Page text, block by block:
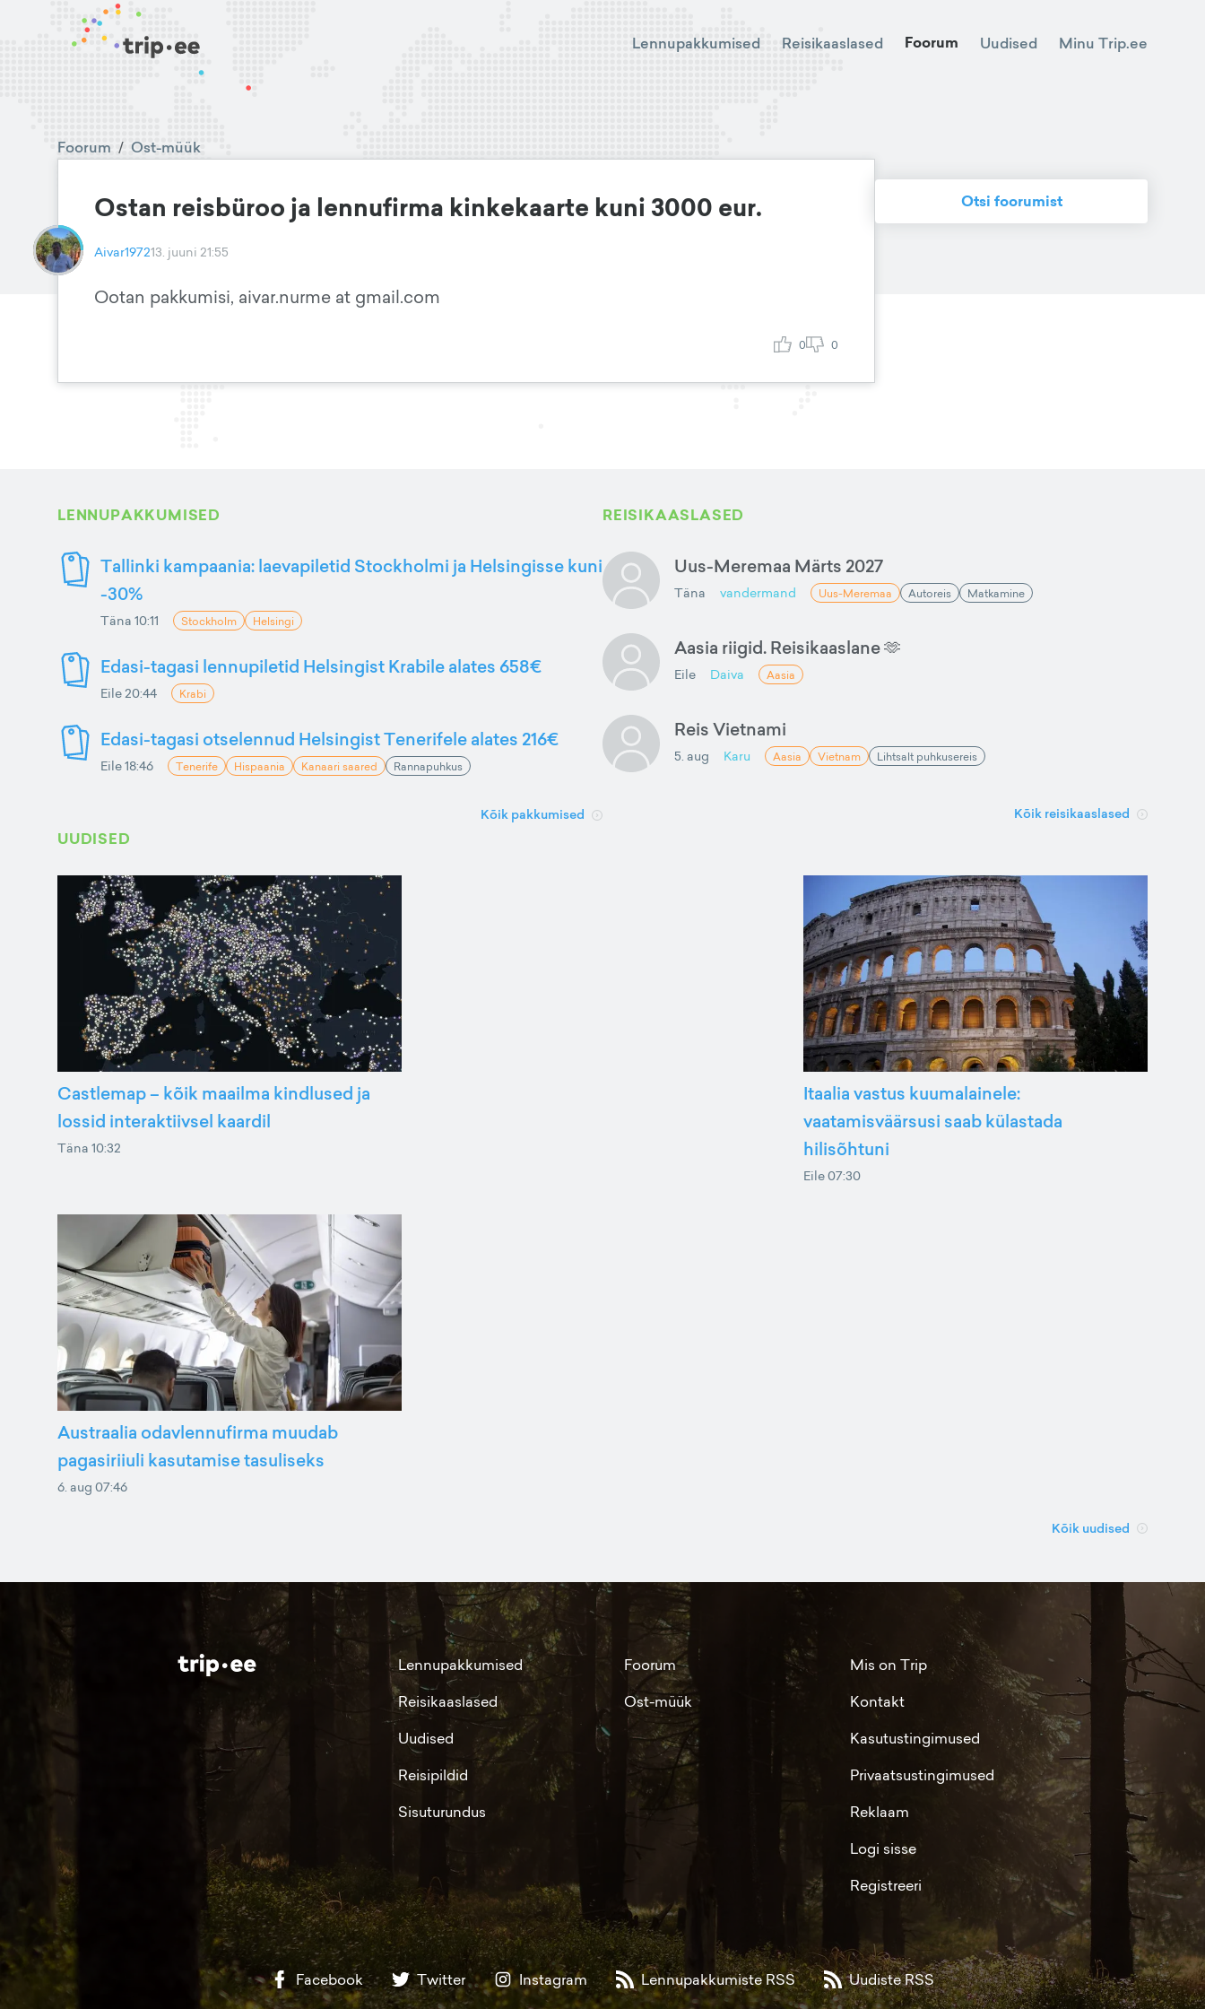
Lennupakkumised Reisikaaslased Foorum Uudised Minu Trip.ee
Foorum / Ost-müük
Ostan reisbüroo ja lennufirma kinkekaarte kuni 3000 eur.
Aivar197213. juuni 21:55
Ootan pakkumisi, aivar.nurme at gmail.com
0 0
Otsi foorumist
LENNUPAKKUMISED
Tallinki kampaania: laevapiletid Stockholmi ja Helsingisse kuni
-30%
Täna 10:11 Stockholm Helsingi
Edasi-tagasi lennupiletid Helsingist Krabile alates 658€
Eile 20:44 Krabi
Edasi-tagasi otselennud Helsingist Tenerifele alates 216€
Eile 18:46 Tenerife Hispaania Kanaari saared Rannapuhkus
Kõik pakkumised
REISIKAASLASED
Uus-Meremaa Märts 2027
Täna vandermand Uus-Meremaa Autoreis Matkamine
Aasia riigid. Reisikaaslane 🫶
Eile Daiva Aasia
Reis Vietnami
5. aug Karu Aasia Vietnam Lihtsalt puhkusereis
Kõik reisikaaslased
UUDISED
Castlemap – kõik maailma kindlused ja
lossid interaktiivsel kaardil
Täna 10:32
Itaalia vastus kuumalainele:
vaatamisväärsusi saab külastada
hilisõhtuni
Eile 07:30
Austraalia odavlennufirma muudab
pagasiriiuli kasutamise tasuliseks
6. aug 07:46
Kõik uudised
Lennupakkumised
Reisikaaslased
Uudised
Reisipildid
Sisuturundus
Foorum
Ost-müük
Mis on Trip
Kontakt
Kasutustingimused
Privaatsustingimused
Reklaam
Logi sisse
Registreeri
Facebook Twitter Instagram Lennupakkumiste RSS Uudiste RSS